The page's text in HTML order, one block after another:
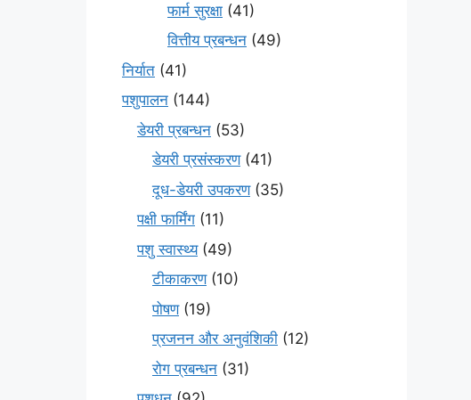
फार्म सुरक्षा (41)
वित्तीय प्रबन्धन (49)
निर्यात (41)
पशुपालन (144)
डेयरी प्रबन्धन (53)
डेयरी प्रसंस्करण(41)
दूध-डेयरी उपकरण(35)
पक्षी फार्मिंग (11)
पशु स्वास्थ्य(49)
टीकाकरण(10)
पोषण(19)
प्रजनन और अनुवंशिकी (12)
रोग प्रबन्धन (31)